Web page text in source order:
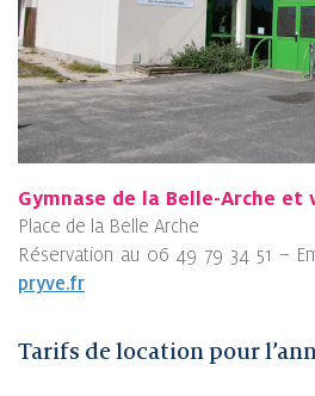
Gymnase de la Belle-Arche et
Place de la Belle Arche
Réservation au 06 49 79 34 51 –
pryve.fr
Tarifs de location pour